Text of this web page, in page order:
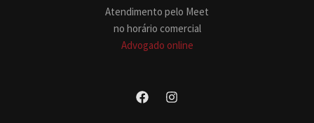
Atendimento pelo Meet
no horário comercial
Advogado online